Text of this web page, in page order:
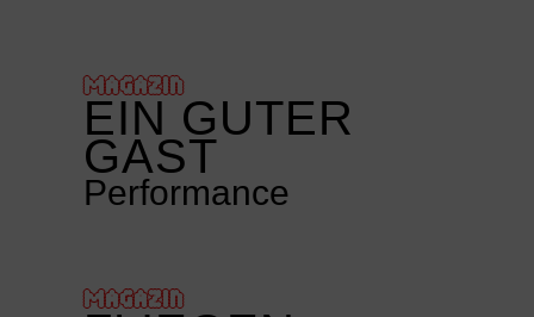
MAGAZIN
EIN GUTER
GAST
Performance
MAGAZIN